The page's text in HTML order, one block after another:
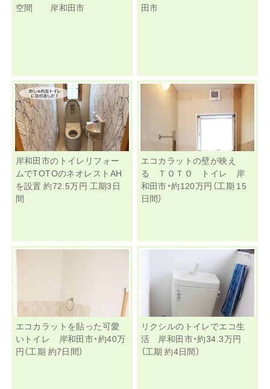
空間 岸和田市
田市
岸和田市のトイレリフォー
ムでTOTOのネオレストAH
を設置 約72.5万円 工期3日
間
エコカラットの壁が映え
る ＴＯＴＯ トイレ 岸
和田市・約120万円（工期 15
日間）
エコカラットを貼った可愛
いトイレ 岸和田市・約40万
円（工期 約7日間）
リクシルのトイレでエコ生
活 岸和田市・約34.3万円
（工期 約4日間）